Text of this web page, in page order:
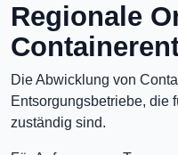
Regionale
Die Abwicklung von
Entsorgungsbetriebe, die
zuständig sind.